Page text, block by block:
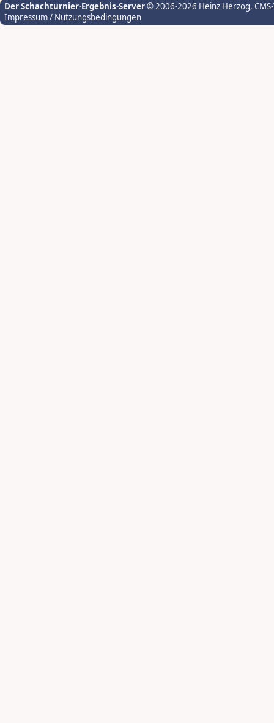
Der Schachturnier-Ergebnis-Server© 2006-2026 Heinz Herzog,
Impressum / Nutzungsbedingungen